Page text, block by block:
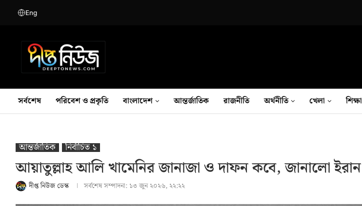
Eng
সর্বশেষ পরিবেশ ও প্রকৃতি বাংলাদেশ আন্তর্জাতিক রাজনীতি অর্থনীতি খেলা শিক্ষা
আন্তর্জাতিক নির্বাচিত ১
আয়াতুল্লাহ আলি খামেনির জানাজা ও দাফন কবে, জানালো ইরান
দীপ্ত নিউজ ডেস্ক সর্বশেষ সম্পাদনা: ১৩ জুন ২০২৬, ২২:২২